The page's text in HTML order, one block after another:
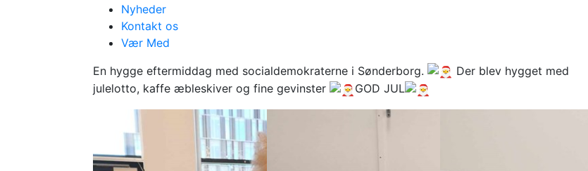
Nyheder
Kontakt os
Vær Med
Julehygge i Sønderborg
En hygge eftermiddag med socialdemokraterne i Sønderborg.
Der blev hygget med
julelotto, kaffe æbleskiver og fine gevinster
GOD JUL